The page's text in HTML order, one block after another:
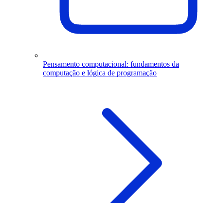
Pensamento computacional: fundamentos da
computação e lógica de programação